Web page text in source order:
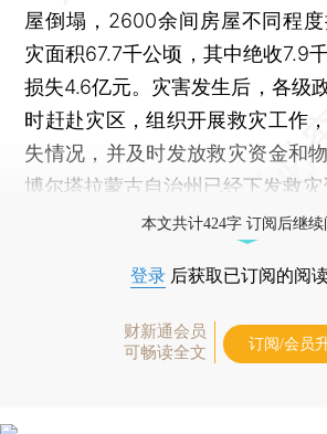
屋倒塌，2600余间房屋不同程
灾面积67.7千公顷，其中绝收7.9
损失4.6亿元。灾害发生后，各级
时赶赴灾区，组织开展救灾工作
失情况，并及时发放救灾资金和
博尔塔拉蒙古自治州已经下发救灾
本文共计424字 订阅后继续
登录 后获取已订阅的阅
财新通会员
可畅读全文
订阅/会员